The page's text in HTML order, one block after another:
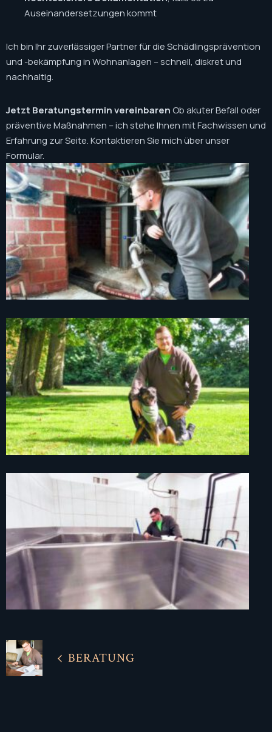
Auseinandersetzungen kommt
Ich bin Ihr zuverlässiger Partner für die Schädlingsprävention
und -bekämpfung in Wohnanlagen – schnell, diskret und
nachhaltig.
Jetzt Beratungstermin vereinbarenOb akuter Befall oder
präventive Maßnahmen – ich stehe Ihnen mit Fachwissen und
Erfahrung zur Seite. Kontaktieren Sie mich über unser
Formular.
BERATUNG